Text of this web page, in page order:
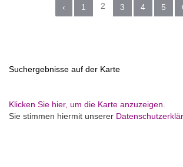
‹ 1 2 3 4 5
Suchergebnisse auf der Karte
Klicken Sie hier, um die Karte anzuzeigen.
Sie stimmen hiermit unserer